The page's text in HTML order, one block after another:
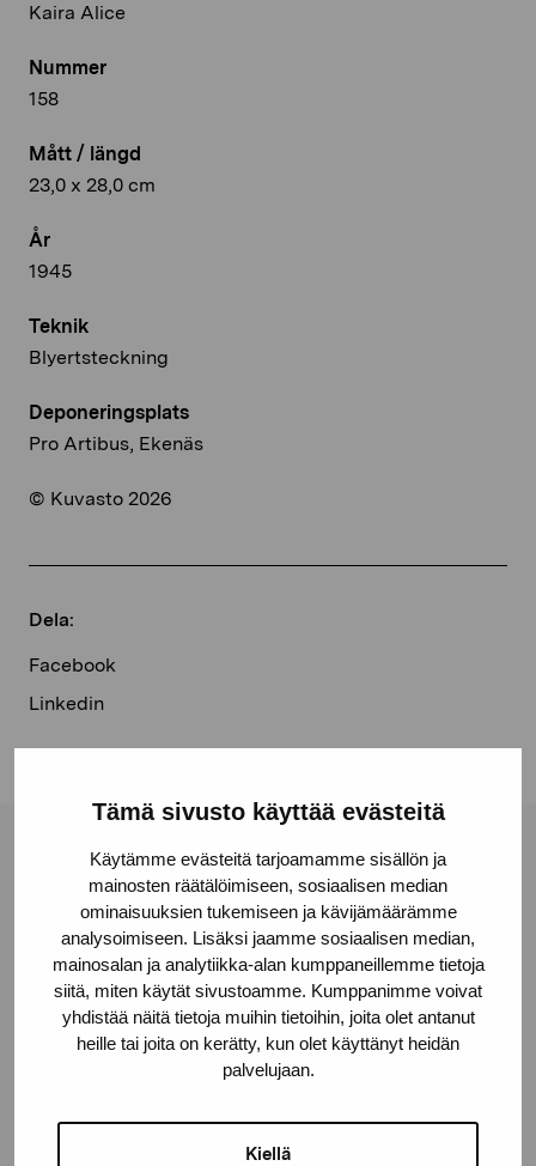
Tämä sivusto käyttää evästeitä
Käytämme evästeitä tarjoamamme sisällön ja
mainosten räätälöimiseen, sosiaalisen median
ominaisuuksien tukemiseen ja kävijämäärämme
analysoimiseen. Lisäksi jaamme sosiaalisen median,
mainosalan ja analytiikka-alan kumppaneillemme tietoja
siitä, miten käytät sivustoamme. Kumppanimme voivat
yhdistää näitä tietoja muihin tietoihin, joita olet antanut
heille tai joita on kerätty, kun olet käyttänyt heidän
palvelujaan.
Kiellä
Kaira Alice
Nummer
158
Mått / längd
23,0 x 28,0 cm
År
1945
Teknik
Blyertsteckning
Deponeringsplats
Pro Artibus, Ekenäs
© Kuvasto 2026
Dela:
Facebook
Linkedin
Stiftelsen Pro Artibus
Gustav Wasas gata 11
10600 Ekenäs
proartibus@proartibus.fi
+358 (0)50 371 6339